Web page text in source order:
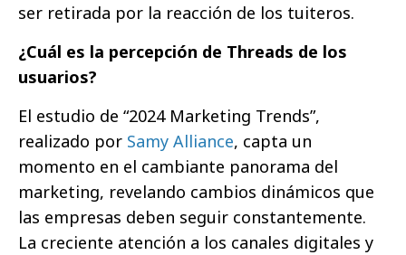
ser retirada por la reacción de los tuiteros.
¿Cuál es la percepción de Threads de los
usuarios?
El estudio de “2024 Marketing Trends”,
realizado por Samy Alliance, capta un
momento en el cambiante panorama del
marketing, revelando cambios dinámicos que
las empresas deben seguir constantemente.
La creciente atención a los canales digitales y